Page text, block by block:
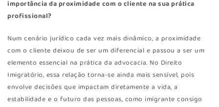
importância da proximidade com o cliente na sua prática
profissional?
Num cenário jurídico cada vez mais dinâmico, a proximidade
com o cliente deixou de ser um diferencial e passou a ser um
elemento essencial na prática da advocacia. No Direito
Imigratório, essa relação torna-se ainda mais sensível, pois
envolve decisões que impactam diretamente a vida, a
estabilidade e o futuro das pessoas, como imigrante consigo